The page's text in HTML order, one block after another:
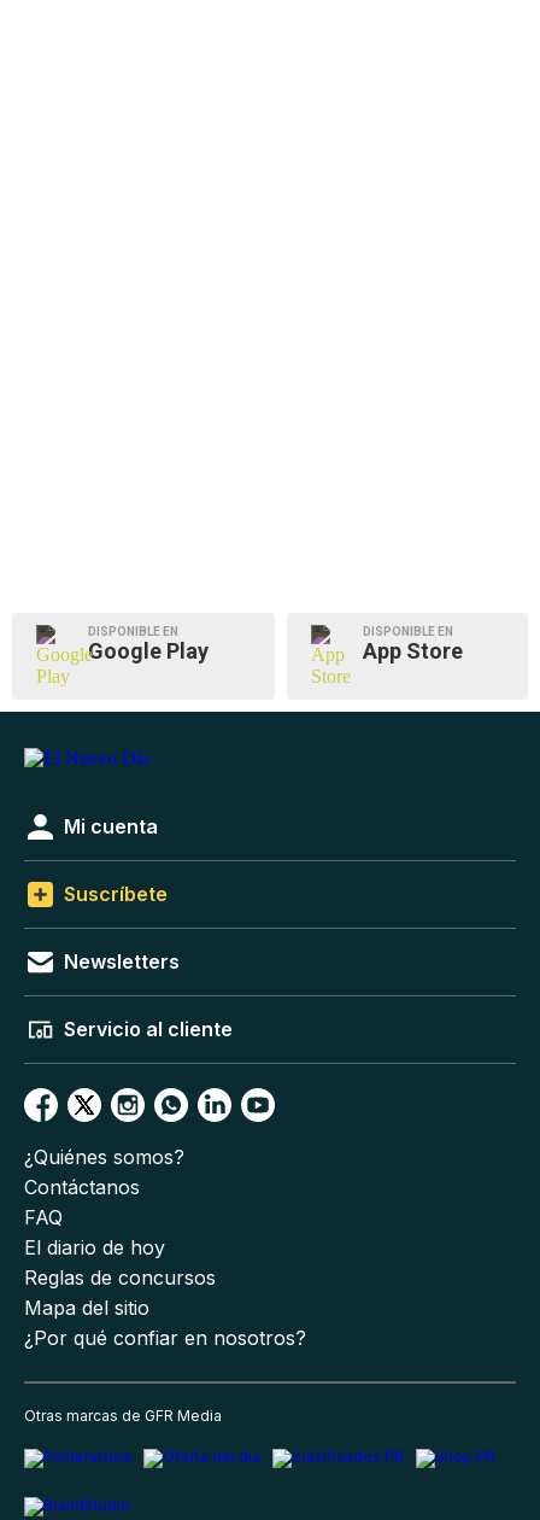
DISPONIBLE EN
Google Play
DISPONIBLE EN
App Store
Mi cuenta
Suscríbete
Newsletters
Servicio al cliente
¿Quiénes somos?
Contáctanos
FAQ
El diario de hoy
Reglas de concursos
Mapa del sitio
¿Por qué confiar en nosotros?
Otras marcas de GFR Media